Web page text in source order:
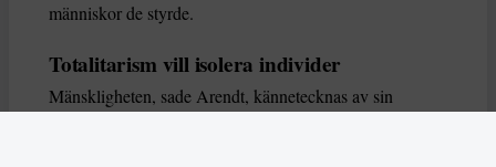
människor de styrde.
Totalitarism vill isolera individer
Mänskligheten, sade Arendt, kännetecknas av sin